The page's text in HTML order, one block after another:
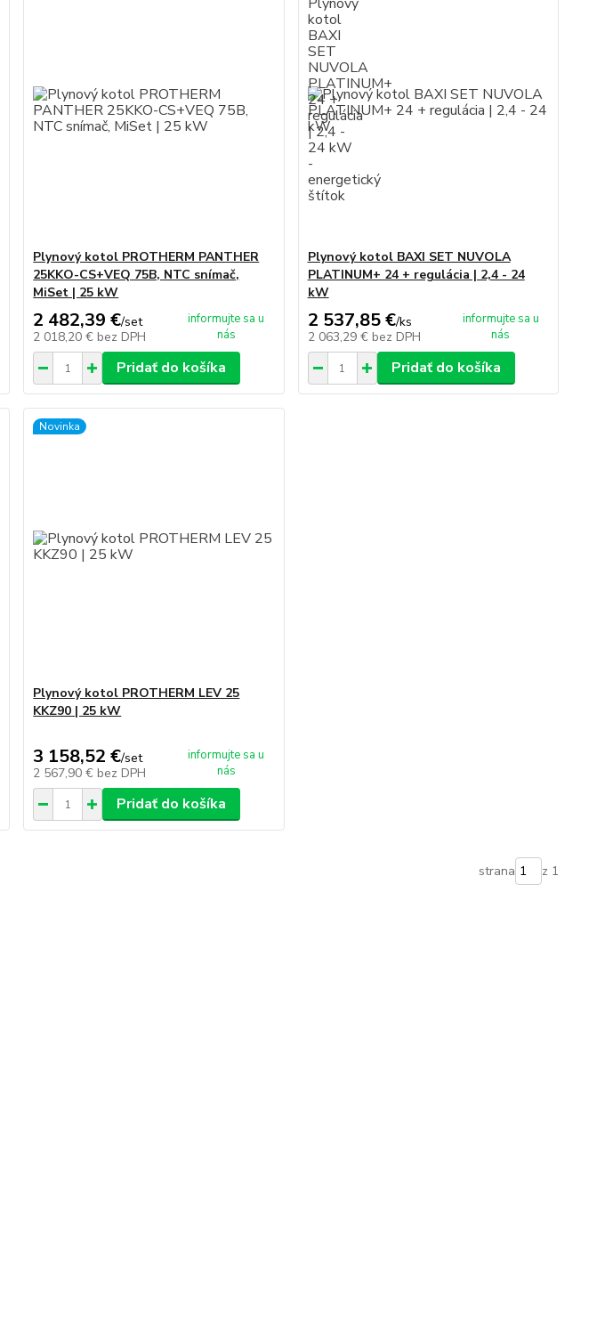
Plynový kotol PROTHERM PANTHER
25KKO-CS+VEQ 75B, NTC snímač,
MiSet | 25 kW
2 482,39 €/set
2 018,20 € bez DPH
informujte sa u
nás
Pridať do košíka
Plynový kotol BAXI SET NUVOLA
PLATINUM+ 24 + regulácia | 2,4 - 24
kW
2 537,85 €/ks
2 063,29 € bez DPH
informujte sa u
nás
Pridať do košíka
Novinka
Plynový kotol PROTHERM LEV 25
KKZ90 | 25 kW
3 158,52 €/set
2 567,90 € bez DPH
informujte sa u
nás
Pridať do košíka
strana z 1